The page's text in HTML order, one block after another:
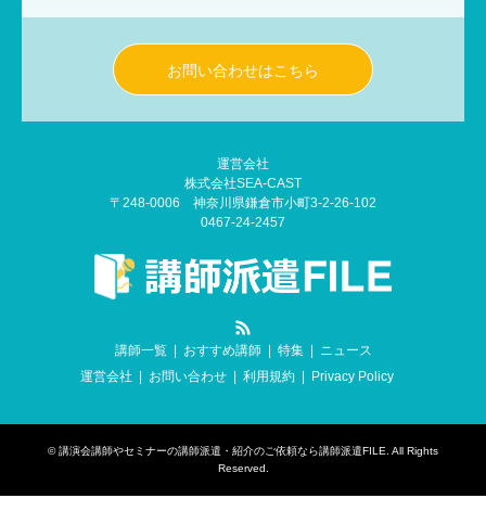
お問い合わせはこちら
運営会社
株式会社SEA-CAST
〒248-0006 神奈川県鎌倉市小町3-2-26-102
0467-24-2457
講師一覧
おすすめ講師 特集
ニュース
運営会社
お問い合わせ 利用規約 Privacy Policy
©講演会講師やセミナーの講師派遣・紹介のご依頼なら講師派遣FILE . All Rights
Reserved.